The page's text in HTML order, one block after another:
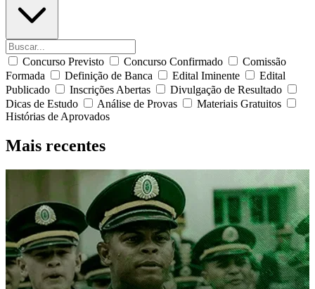
Concurso Previsto Concurso Confirmado
Comissão
Formada
Definição de Banca Edital Iminente
Edital
Publicado
Inscrições Abertas
Divulgação de Resultado
Dicas de Estudo
Análise de Provas
Materiais Gratuitos
Histórias de Aprovados
Mais recentes